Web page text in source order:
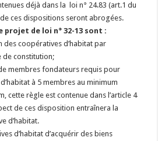
déjà dans la loi n° 24.83 (art.1 du
ces dispositions seront abrogées.
de loi n° 32-13 sont :
des coopératives d’habitat par
de constitution;
membres fondateurs requis pour
à 5 membres au minimum
cette règle est contenue dans l’article 4
de ces disposition entraînera la
d’habitat.
d’habitat d’acquérir des biens